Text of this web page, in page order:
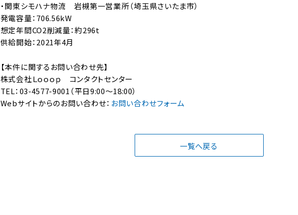
・関東シモハナ物流 岩槻第一営業所（埼玉県さいたま市）
発電容量：706.56kW
想定年間CO2削減量：約296t
供給開始：2021年4月
【本件に関するお問い合わせ先】
株式会社Ｌｏｏｏｐ コンタクトセンター
TEL：03-4577-9001（平日9:00～18:00）
Webサイトからのお問い合わせ： お問い合わせフォーム
一覧へ戻る